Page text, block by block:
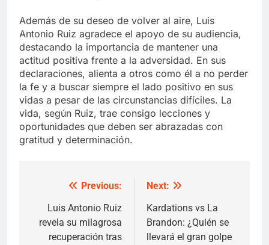
Además de su deseo de volver al aire, Luis
Antonio Ruiz agradece el apoyo de su audiencia,
destacando la importancia de mantener una
actitud positiva frente a la adversidad. En sus
declaraciones, alienta a otros como él a no perder
la fe y a buscar siempre el lado positivo en sus
vidas a pesar de las circunstancias difíciles. La
vida, según Ruiz, trae consigo lecciones y
oportunidades que deben ser abrazadas con
gratitud y determinación.
navigation
Previous:
Luis Antonio Ruiz
revela su milagrosa
recuperación tras
Next:
Kardations vs La
Brandon: ¿Quién se
llevará el gran golpe